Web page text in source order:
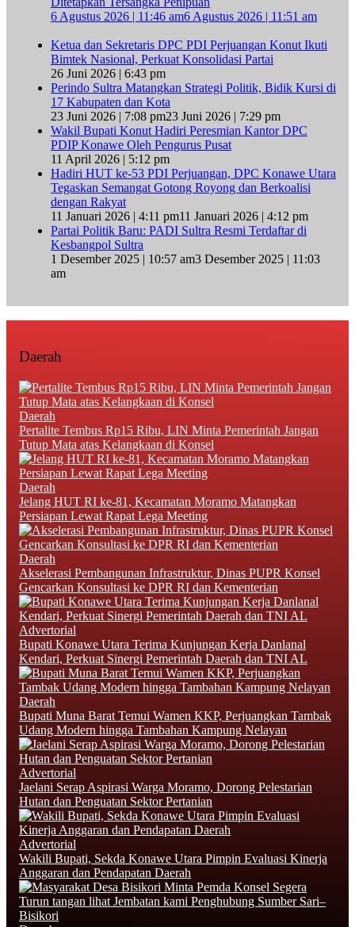
6 Agustus 2026 | 11:46 am6 Agustus 2026 | 11:51 am
Ketua dan Sekretaris DPC PDI Perjuangan Konut Ikuti
Bimtek Nasional, Perkuat Konsolidasi Partai
26 Juni 2026 | 6:43 pm
Perindo Sultra Matangkan Strategi Politik, Bidik Kursi di
17 Kabupaten dan Kota
23 Juni 2026 | 7:08 pm23 Juni 2026 | 7:29 pm
Wakil Bupati Konut Hadiri Peresmian Kantor DPC
PDIP Konawe Oleh Pengurus Pusat
11 April 2026 | 5:12 pm
Hadiri HUT ke-53 PDI Perjuangan, DPC Konawe Utara
Tegaskan Semangat Gotong Royong dan Berkoalisi
dengan Rakyat
11 Januari 2026 | 4:11 pm11 Januari 2026 | 4:12 pm
Partai Politik Baru: PADI Sultra Resmi Terdaftar di
Kesbangpol Sultra
1 Desember 2025 | 10:57 am3 Desember 2025 | 11:03
am
Daerah
Daerah
‎Pertalite Tembus Rp15 Ribu, LIN Minta Pemerintah Jangan
Tutup Mata atas Kelangkaan di Konsel
Daerah
‎Jelang HUT RI ke-81, Kecamatan Moramo Matangkan
Persiapan Lewat Rapat Lega Meeting
Daerah
Akselerasi Pembangunan Infrastruktur, Dinas PUPR Konsel
Gencarkan Konsultasi ke DPR RI dan Kementerian
Advertorial
Bupati Konawe Utara Terima Kunjungan Kerja Danlanal
Kendari, Perkuat Sinergi Pemerintah Daerah dan TNI AL
Daerah
‎Bupati Muna Barat Temui Wamen KKP, Perjuangkan Tambak
Udang Modern hingga Tambahan Kampung Nelayan
Advertorial
Jaelani Serap Aspirasi Warga Moramo, Dorong Pelestarian
Hutan dan Penguatan Sektor Pertanian
Advertorial
Wakili Bupati, Sekda Konawe Utara Pimpin Evaluasi Kinerja
Anggaran dan Pendapatan Daerah